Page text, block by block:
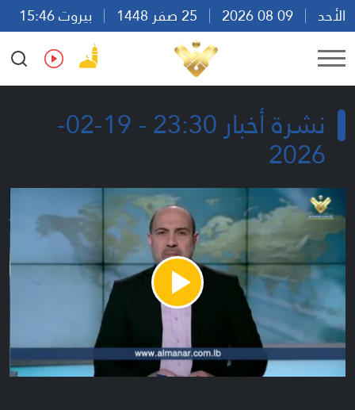
الأحد
بيروت 15:46
Ar
En Fr Es
نشرة أخبار 23:30 - 19-02-
2026
Play
Video